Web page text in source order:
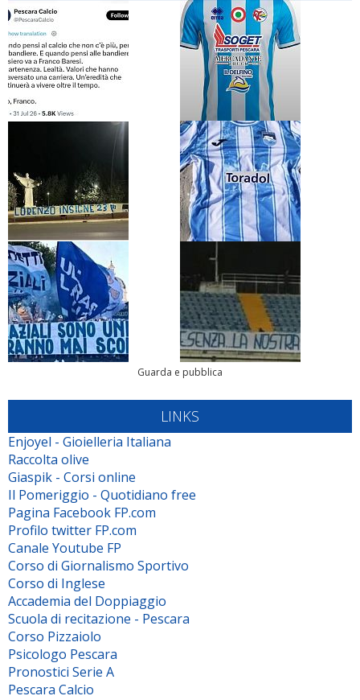
Guarda e pubblica
LINKS
Enjoyel - Gioielleria Italiana
Raccolta olive
Giaspik - Corsi online
Il Pomeriggio - Quotidiano free
Pagina Facebook FP.com
Profilo twitter FP.com
Canale Youtube FP
Corso di Giornalismo Sportivo
Corso di Inglese
Accademia del Doppiaggio
Scuola di recitazione - Pescara
Corso Pizzaiolo
Psicologo Pescara
Pronostici Serie A
Pescara Calcio